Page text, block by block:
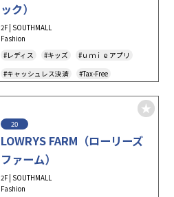
ック）
2F | SOUTHMALL
Fashion
#レディス
#キッズ
#ｕｍｉｅアプリ
#キャッシュレス決済
#Tax-Free
20
LOWRYS FARM（ローリーズ
ファーム）
2F | SOUTHMALL
Fashion